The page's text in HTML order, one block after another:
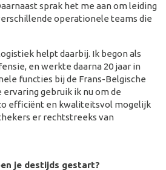
sprak het me aan om leiding
operationele teams die
helpt daarbij. Ik begon als
en werkte daarna 20 jaar in
functies bij de Frans-Belgische
ervaring gebruik ik nu om de
efficiënt en kwaliteitsvol mogelijk
er rechtstreeks van
je destijds gestart?